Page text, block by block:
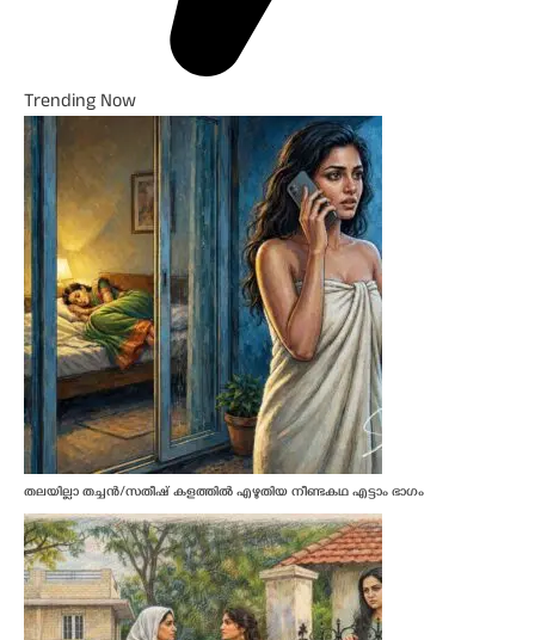
Trending Now
തലയില്ലാ തച്ചൻ/സതീഷ് കളത്തിൽ എഴുതിയ നീണ്ടകഥ എട്ടാം ഭാഗം